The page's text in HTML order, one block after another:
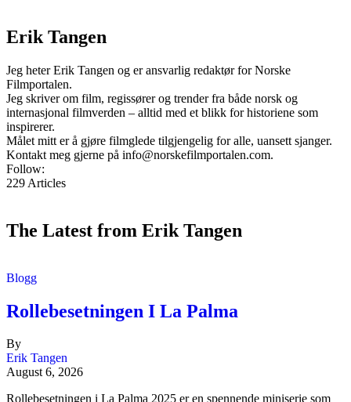
Erik Tangen
Jeg heter Erik Tangen og er ansvarlig redaktør for Norske
Filmportalen.
Jeg skriver om film, regissører og trender fra både norsk og
internasjonal filmverden – alltid med et blikk for historiene som
inspirerer.
Målet mitt er å gjøre filmglede tilgjengelig for alle, uansett sjanger.
Kontakt meg gjerne på info@norskefilmportalen.com.
Follow:
229 Articles
The Latest from Erik Tangen
Blogg
Rollebesetningen I La Palma
By
Erik Tangen
August 6, 2026
Rollebesetningen i La Palma 2025 er en spennende miniserie som